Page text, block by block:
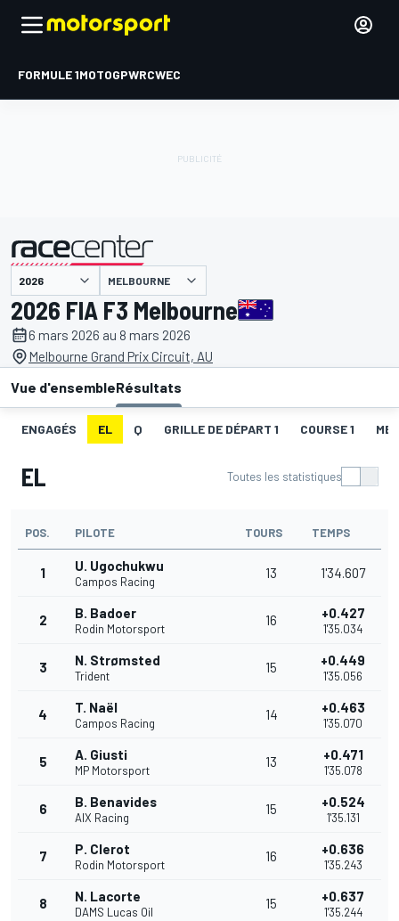
FORMULE 1MOTOGPWRCWEC
présenté par MELBOURNE
2026 FIA F3 Melbourne
6 mars 2026 au 8 mars 2026
Melbourne Grand Prix Circuit, AU
Vue d'ensembleRésultats
ENGAGÉS EL Q GRILLE DE DÉPART 1 COURSE 1
EL Toutes les statistiques
POS. PILOTE TOURS TEMPS
1 U. Ugochukwu
Campos Racing
13 1'34.607
2 B. Badoer
Rodin Motorsport
16 +0.427
1'35.034
3 N. Strømsted
Trident
15 +0.449
1'35.056
4 T. Naël
Campos Racing
14 +0.463
1'35.070
5 A. Giusti
MP Motorsport
13 +0.471
1'35.078
6 B. Benavides
AIX Racing
15 +0.524
1'35.131
7 P. Clerot
Rodin Motorsport
16 +0.636
1'35.243
8 N. Lacorte
DAMS Lucas Oil
15 +0.637
1'35.244